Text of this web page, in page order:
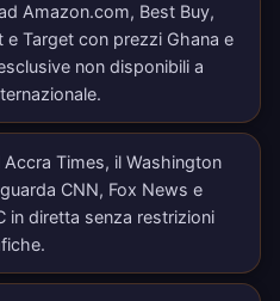
Amazon.com, Best Buy,
e Target con prezzi Ghana e
non disponibili a
Accra Times, il Washington
CNN, Fox News e
in diretta senza restrizioni